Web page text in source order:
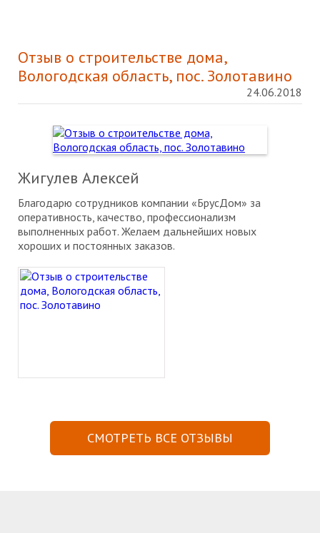
Отзыв о строительстве дома,
Вологодская область, пос. Золотавино
24.06.2018
Жигулев Алексей
Благодарю сотрудников компании «БрусДом» за
оперативность, качество, профессионализм
выполненных работ. Желаем дальнейших новых
хороших и постоянных заказов.
СМОТРЕТЬ ВСЕ ОТЗЫВЫ